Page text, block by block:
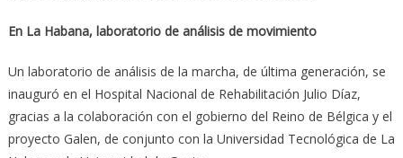
En La Habana, laboratorio de análisis de movimiento
Un laboratorio de análisis de la marcha, de última generación, se
inauguró en el Hospital Nacional de Rehabilitación Julio Díaz,
gracias a la colaboración con el gobierno del Reino de Bélgica y el
proyecto Galen, de conjunto con la Universidad Tecnológica de La